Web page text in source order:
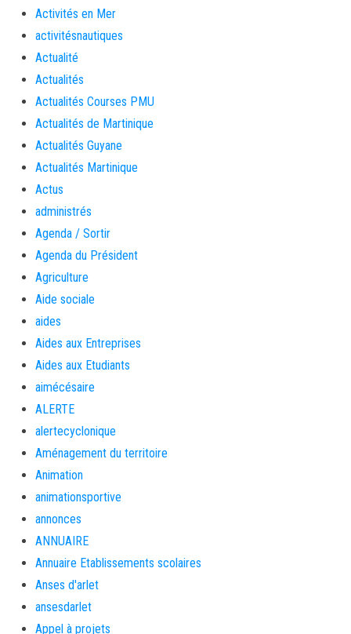
Activités en Mer
activitésnautiques
Actualité
Actualités
Actualités Courses PMU
Actualités de Martinique
Actualités Guyane
Actualités Martinique
Actus
administrés
Agenda / Sortir
Agenda du Président
Agriculture
Aide sociale
aides
Aides aux Entreprises
Aides aux Etudiants
aimécésaire
ALERTE
alertecyclonique
Aménagement du territoire
Animation
animationsportive
annonces
ANNUAIRE
Annuaire Etablissements scolaires
Anses d'arlet
ansesdarlet
Appel à projets